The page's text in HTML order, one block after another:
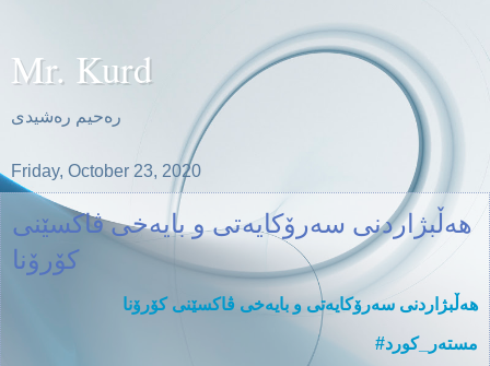
Mr. Kurd
ره‌حیم ره‌شیدی
Friday, October 23, 2020
هه‌ڵبژاردنی سه‌رۆكایه‌تی و بایه‌خی ڤاكسێنی
كۆرۆنا
هه‌ڵبژاردنی سه‌رۆكایه‌تی و بایه‌خی ڤاكسێنی كۆرۆنا
#مسته‌ر_كورد